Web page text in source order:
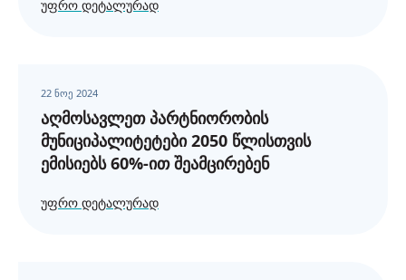
ანგარიშგების მოთხოვნები
ᲣᲤᲠᲝ ᲓᲔᲢᲐᲚᲣᲠᲐᲓ
22 ნოე 2024
აღმოსავლეთ პარტნიორობის
მუნიციპალიტეტები 2050 წლისთვის
ემისიებს 60%-ით შეამცირებენ
ᲣᲤᲠᲝ ᲓᲔᲢᲐᲚᲣᲠᲐᲓ